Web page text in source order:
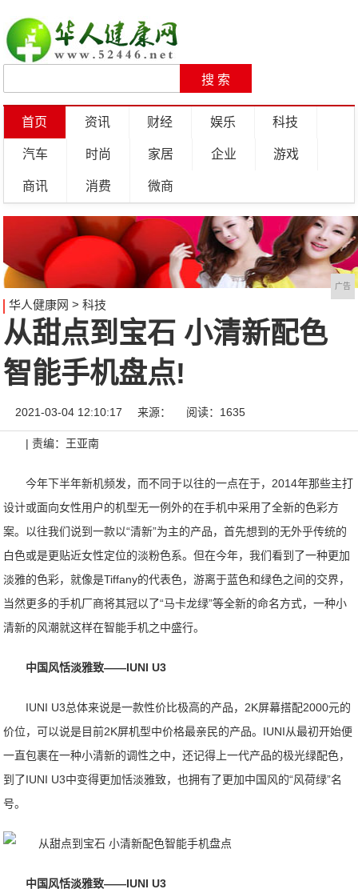
首页 资讯 财经 娱乐 科技
汽车 时尚 家居 企业 游戏
商讯 消费 微商
广告
华人健康网 > 科技
从甜点到宝石 小清新配色
智能手机盘点!
2021-03-04 12:10:17 来源： 阅读：1635
| 责编：王亚南
今年下半年新机频发，而不同于以往的一点在于，2014年那些主打
设计或面向女性用户的机型无一例外的在手机中采用了全新的色彩方
案。以往我们说到一款以“清新”为主的产品，首先想到的无外乎传统的
白色或是更贴近女性定位的淡粉色系。但在今年，我们看到了一种更加
淡雅的色彩，就像是Tiffany的代表色，游离于蓝色和绿色之间的交界，
当然更多的手机厂商将其冠以了“马卡龙绿”等全新的命名方式，一种小
清新的风潮就这样在智能手机之中盛行。
中国风恬淡雅致——IUNI U3
IUNI U3总体来说是一款性价比极高的产品，2K屏幕搭配2000元的
价位，可以说是目前2K屏机型中价格最亲民的产品。IUNI从最初开始便
一直包裹在一种小清新的调性之中，还记得上一代产品的极光绿配色，
到了IUNI U3中变得更加恬淡雅致，也拥有了更加中国风的“风荷绿”名
号。
中国风恬淡雅致——IUNI U3